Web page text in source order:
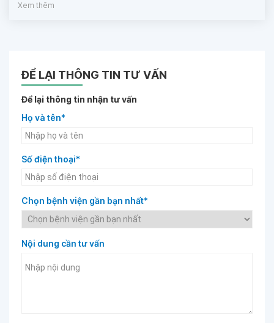
Xem thêm
ĐỂ LẠI THÔNG TIN TƯ VẤN
Để lại thông tin nhận tư vấn
Họ và tên*
Số điện thoại*
Chọn bệnh viện gần bạn nhất*
Nội dung cần tư vấn